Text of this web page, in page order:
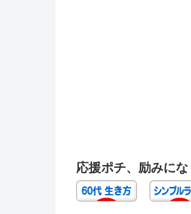
応援ポチ、励みにな